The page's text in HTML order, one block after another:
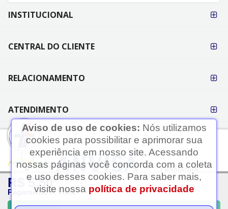
Ledafarma
Clique aqui...
R$ 5,50
Pagamento À Vista
FORMAS DE
PAGAMENTO
INSTITUCIONAL
CENTRAL DO CLIENTE
RELACIONAMENTO
ATENDIMENTO
Aviso de uso de cookies: Nós utilizamos
cookies para possibilitar e aprimorar sua
experiência em nosso site. Acessando
nossas páginas você concorda com a coleta
e uso desses cookies. Para saber mais,
visite nossa política de privacidade